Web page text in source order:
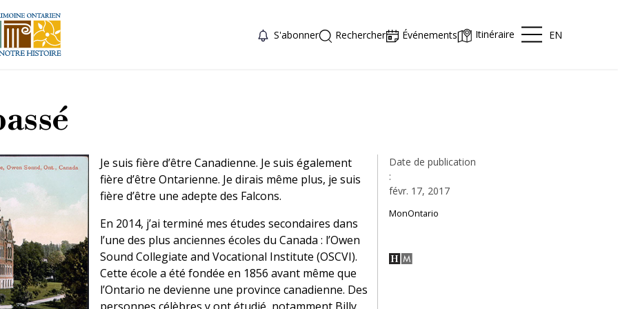
S'abonner Rechercher Événements Itinéraire EN
Date de publication
:
févr. 17, 2017
MonOntario
Je suis fière d’être Canadienne. Je suis également
fière d’être Ontarienne. Je dirais même plus, je suis
fière d’être une adepte des Falcons.
En 2014, j’ai terminé mes études secondaires dans
l’une des plus anciennes écoles du Canada : l’Owen
Sound Collegiate and Vocational Institute (OSCVI).
Cette école a été fondée en 1856 avant même que
l’Ontario ne devienne une province canadienne. Des